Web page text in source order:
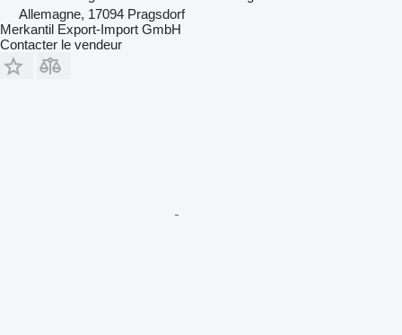
Allemagne, 17094 Pragsdorf
Merkantil Export-Import GmbH
Contacter le vendeur